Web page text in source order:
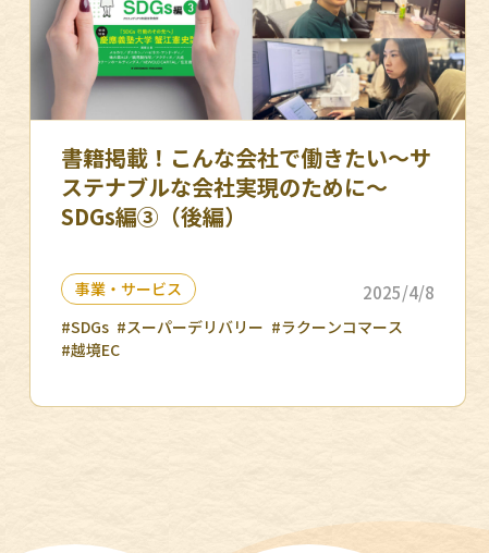
書籍掲載！こんな会社で働きたい〜サ
ステナブルな会社実現のために〜
SDGs編③（後編）
事業・サービス 2025/4/8
#SDGs #スーパーデリバリー #ラクーンコマース
#越境EC